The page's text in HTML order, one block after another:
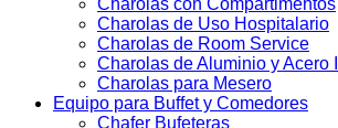
Charolas con Compartimentos
Charolas de Uso Hospitalario
Charolas de Room Service
Charolas de Aluminio y Acero
Charolas para Mesero
Equipo para Buffet y Comedores
Chafer Bufeteras